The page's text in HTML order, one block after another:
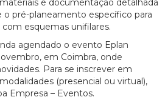
e documentação detalhada
o pré-planeamento específico para
esquemas unifilares.
agendado o evento Eplan
em Coimbra, onde
Para se inscrever em
(presencial ou virtual),
Empresa – Eventos.